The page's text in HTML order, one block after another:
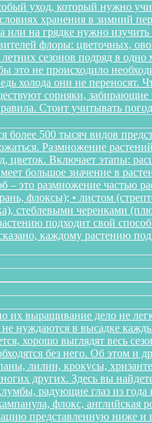
уход, который нужно
хранения в зимний
или на грядке нужно
флоры: цветочных,
сезонов подряд в
не происходило
холода они не
сорняки,
Стоит учитывать
более 500 тысяч видов
Размножение
цветок. Включает этапы:
большое значение в
это размножение частью
флоксы); • листом
стеблевыми черенками
подходит свой
каждому растению
их выращивание дело не
в высадке
хорошо выглядят весь
без него. Об этом и
лилии, крокусы,
других. Здесь вы
радующие глаз из
флокс, английская
представленную ниже